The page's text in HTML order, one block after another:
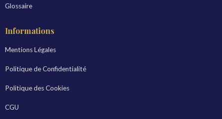
Glossaire
Informations
Mentions Légales
Politique de Confidentialité
Politique des Cookies
CGU